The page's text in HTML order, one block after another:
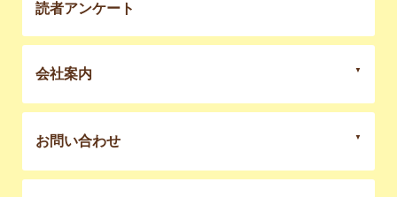
読者アンケート
会社案内
お問い合わせ